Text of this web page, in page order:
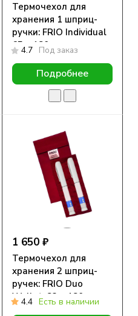
Термочехол для
хранения 1 шприц-
ручки: FRIO Individual
65 х 180 мм
4.7 Под заказ
Подробнее
1 650 ₽
Термочехол для
хранения 2 шприц-
ручек: FRIO Duo
Wallet, 83 x 180 мм
4.4 Есть в наличии